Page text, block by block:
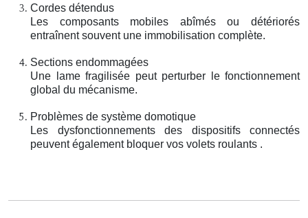
Cordes détendus
Les composants mobiles abîmés ou détériorés
entraînent souvent une immobilisation complète.
Sections endommagées
Une lame fragilisée peut perturber le fonctionnement
global du mécanisme.
Problèmes de système domotique
Les dysfonctionnements des dispositifs connectés
peuvent également bloquer vos volets roulants .